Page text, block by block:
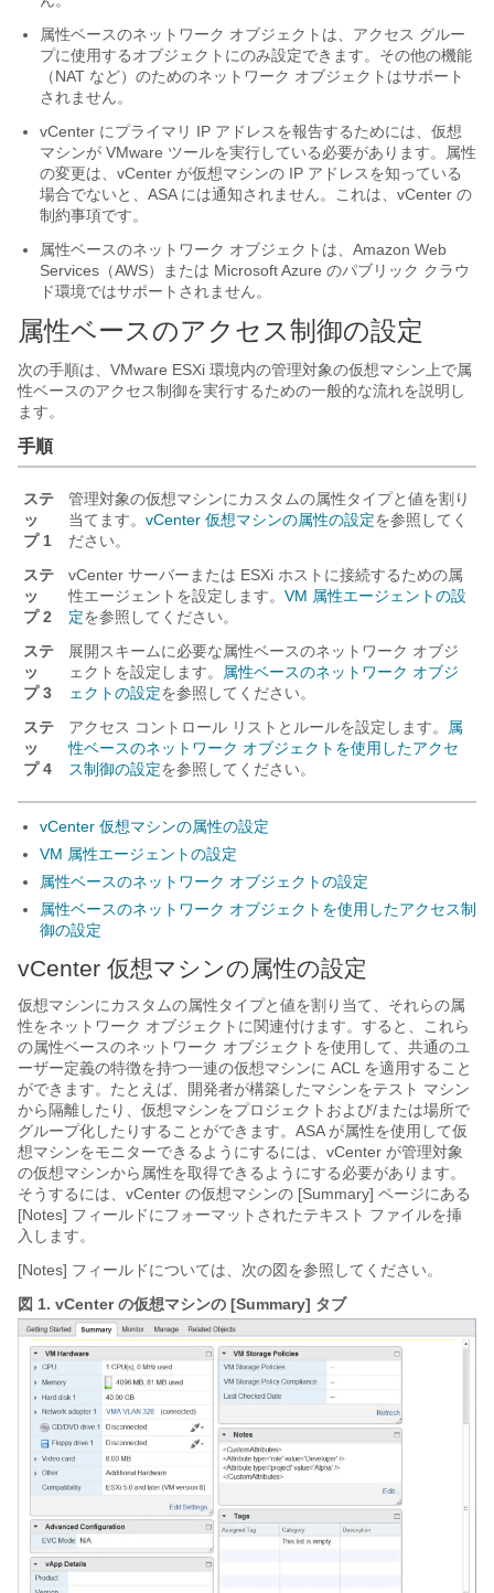
属性ベースのネットワーク オブジェクトは、アクセス グルー
プに使用するオブジェクトにのみ設定できます。その他の機能
（NAT など）のためのネットワーク オブジェクトはサポート
されません。
vCenter にプライマリ IP アドレスを報告するためには、仮想
マシンが VMware ツールを実行している必要があります。属性
の変更は、vCenter が仮想マシンの IP アドレスを知っている
場合でないと、ASA には通知されません。これは、vCenter の
制約事項です。
属性ベースのネットワーク オブジェクトは、Amazon Web
Services（AWS）または Microsoft Azure のパブリック クラウ
ド環境ではサポートされません。
属性ベースのアクセス制御の設定
次の手順は、VMware ESXi 環境内の管理対象の仮想マシン上で属
性ベースのアクセス制御を実行するための一般的な流れを説明し
ます。
手順
ステ
ッ
プ 1
管理対象の仮想マシンにカスタムの属性タイプと値を割り
当てます。 vCenter 仮想マシンの属性の設定を参照してく
ださい。
ステ
ッ
プ 2
vCenter サーバーまたは ESXi ホストに接続するための属
性エージェントを設定します。 VM 属性エージェントの設
定を参照してください。
ステ
ッ
プ 3
展開スキームに必要な属性ベースのネットワーク オブジ
ェクトを設定します。
属性ベースのネットワーク オブジ
ェクトの設定を参照してください。
ステ
ッ
プ 4
アクセス コントロール リストとルールを設定します。
属
性ベースのネットワーク オブジェクトを使用したアクセ
ス制御の設定を参照してください。
vCenter 仮想マシンの属性の設定
VM 属性エージェントの設定
属性ベースのネットワーク オブジェクトの設定
属性ベースのネットワーク オブジェクトを使用したアクセス制
御の設定
vCenter 仮想マシンの属性の設定
仮想マシンにカスタムの属性タイプと値を割り当て、それらの属
性をネットワーク オブジェクトに関連付けます。すると、これら
の属性ベースのネットワーク オブジェクトを使用して、共通のユ
ーザー定義の特徴を持つ一連の仮想マシンに ACL を適用すること
ができます。たとえば、開発者が構築したマシンをテスト マシン
から隔離したり、仮想マシンをプロジェクトおよび/または場所で
グループ化したりすることができます。ASA が属性を使用して仮
想マシンをモニターできるようにするには、vCenter が管理対象
の仮想マシンから属性を取得できるようにする必要があります。
そうするには、vCenter の仮想マシンの [Summary] ページにある
[Notes] フィールドにフォーマットされたテキスト ファイルを挿
入します。
[Notes] フィールドについては、次の図を参照してください。
図 1. vCenter の仮想マシンの [Summary] タブ